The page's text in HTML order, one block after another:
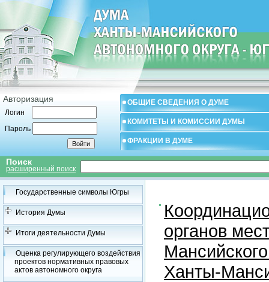
Авторизация
Логин
Пароль
ОБЩИЕ СВЕДЕНИЯ О ДУМЕ
КОМИТЕТЫ И КОМИССИИ ДУМЫ
ФРАКЦИИ В ДУМЕ
Поиск
расширенный поиск
Государственные символы Югры
История Думы
Итоги деятельности Думы
Оценка регулирующего воздействия
проектов нормативных правовых
актов автономного округа
органов
Ханты-